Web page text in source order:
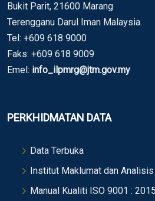
Bukit Parit, 21600 Marang
Terengganu Darul Iman Malaysia.
Tel: +609 618 9000
Faks: +609 618 9009
Emel: info_ilpmrg@jtm.gov.my
PERKHIDMATAN DATA
Data Terbuka
Institut Maklumat dan
Manual Kualiti ISO 9001 : 2015